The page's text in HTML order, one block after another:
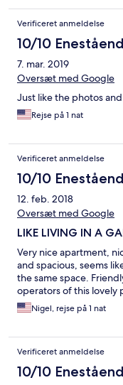
Verificeret anmeldelse
10/10
7. mar. 2019
Oversæt med Google
Just like the photos
Rejse på 1 nat
Verificeret anmeldelse
10/10
12. feb. 2018
Oversæt med Google
LIKE LIVING IN A
Very nice apartment,
and spacious, seems
the same space.
operators of this lovely
Nigel, rejse på 1 nat
Verificeret anmeldelse
10/10